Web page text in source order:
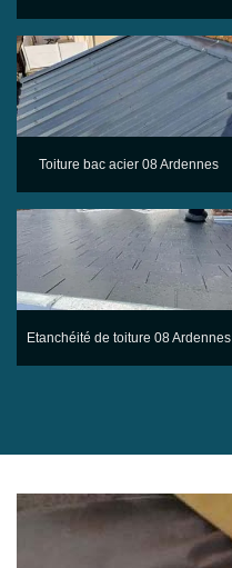
Toiture bac acier 08 Ardennes
Etanchéité de toiture 08 Ardennes